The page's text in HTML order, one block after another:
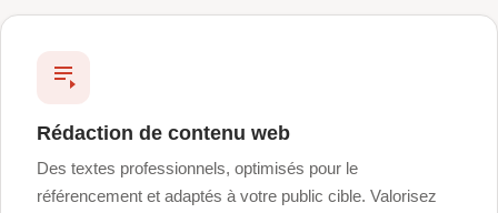
Rédaction de contenu web
Des textes professionnels, optimisés pour le
référencement et adaptés à votre public cible. Valorisez